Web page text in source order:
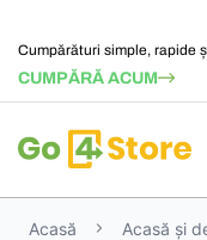
Cumpărături simple, rapide
CUMPĂRĂ ACUM
Acasă Acasă și